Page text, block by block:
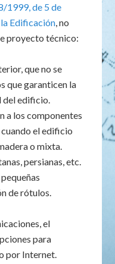
1999, de 5 de
Edificación, no
proyecto técnico:
que no se
que garanticen la
del edificio.
a los componentes
el edificio
o mixta.
persianas, etc.
de rótulos.
el
para
por Internet.